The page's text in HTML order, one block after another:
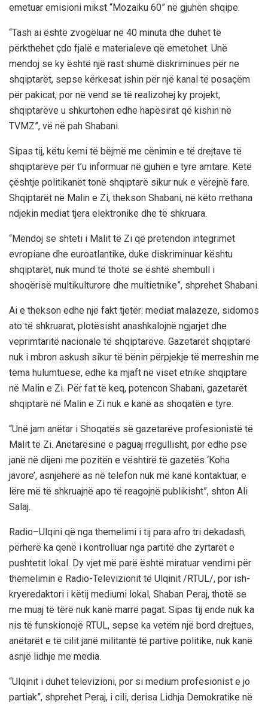
emetuar emisioni mikst “Mozaiku 60” në gjuhën shqipe.
“Tash ai është zvogëluar në 40 minuta dhe duhet të
përkthehet çdo fjalë e materialeve që emetohet. Unë
mendoj se ky është një rast shumë diskriminues për ne
shqiptarët, sepse kërkesat ishin për një kanal të posaçëm
për pakicat, por në vend se të realizohej ky projekt,
shqiptarëve u shkurtohen edhe hapësirat që kishin në
TVMZ”, vë në pah Shabani.
Sipas tij, këtu kemi të bëjmë me cënimin e të drejtave të
shqiptarëve për t’u informuar në gjuhën e tyre amtare. Këtë
çështje politikanët tonë shqiptarë sikur nuk e vërejnë fare.
Shqiptarët në Malin e Zi, thekson Shabani, në këto rrethana
ndjekin mediat tjera elektronike dhe të shkruara.
“Mendoj se shteti i Malit të Zi që pretendon integrimet
evropiane dhe euroatlantike, duke diskriminuar kështu
shqiptarët, nuk mund të thotë se është shembull i
shoqërisë multikulturore dhe multietnike”, shprehet Shabani.
Ai e thekson edhe një fakt tjetër: mediat malazeze, sidomos
ato të shkruarat, plotësisht anashkalojnë ngjarjet dhe
veprimtaritë nacionale të shqiptarëve. Gazetarët shqiptarë
nuk i mbron askush sikur të bënin përpjekje të merreshin me
tema hulumtuese, edhe ka mjaft në viset etnike shqiptare
në Malin e Zi. Për fat të keq, potencon Shabani, gazetarët
shqiptarë në Malin e Zi nuk e kanë as shoqatën e tyre.
“Unë jam anëtar i Shoqatës së gazetarëve profesionistë të
Malit të Zi. Anëtarësinë e paguaj rregullisht, por edhe pse
janë në dijeni me pozitën e vështirë të gazetës ‘Koha
javore’, asnjëherë as në telefon nuk më kanë kontaktuar, e
lëre më të shkruajnë apo të reagojnë publikisht”, shton Ali
Salaj.
Radio–Ulqini që nga themelimi i tij para afro tri dekadash,
përherë ka qenë i kontrolluar nga partitë dhe zyrtarët e
pushtetit lokal. Dy vjet më parë është miratuar vendimi për
themelimin e Radio-Televizionit të Ulqinit /RTUL/, por ish-
kryeredaktori i këtij mediumi lokal, Shaban Peraj, thotë se
me muaj të tërë nuk kanë marrë pagat. Sipas tij ende nuk ka
nis të funskionojë RTUL, sepse ka vetëm një bord drejtues,
anëtarët e të cilit janë militantë të partive politike, nuk kanë
asnjë lidhje me media.
“Ulqinit i duhet televizioni, por si medium profesionist e jo
partiak”, shprehet Peraj, i cili, derisa Lidhja Demokratike në